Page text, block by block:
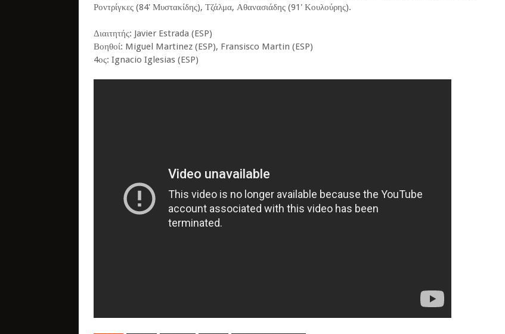
Ροντρίγκες (84' Μυστακίδης), Τζάλμα, Αθανασιάδης (91' Κουλούρης).
Διαιτητής: Javier Estrada (ESP)
Βοηθοί: Miguel Martinez (ESP), Fransisco Martin (ESP)
4ος: Ignacio Iglesias (ESP)